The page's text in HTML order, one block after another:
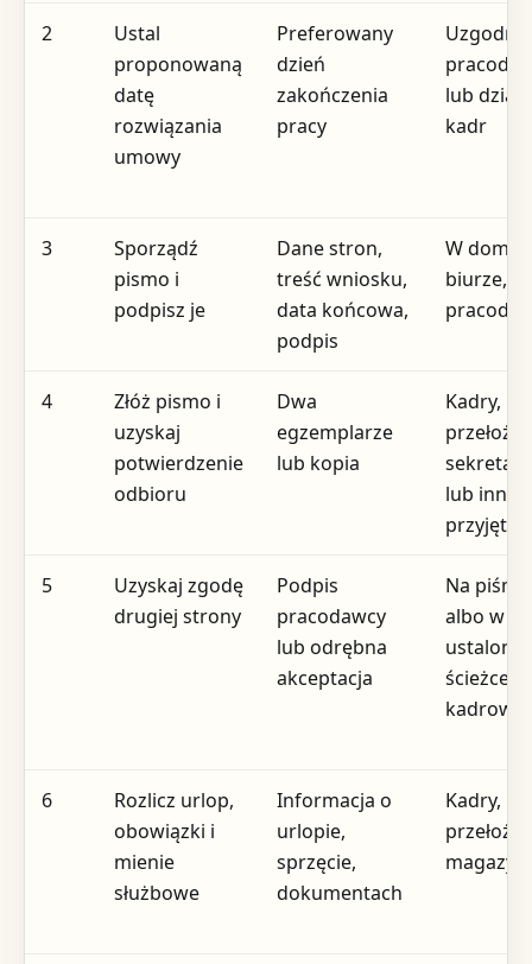
2
Ustal
proponowaną
datę
rozwiązania
umowy
Preferowany
dzień
zakończenia
pracy
lub
kadr
3
Sporządź
pismo i
podpisz je
Dane stron,
treść wniosku,
data końcowa,
podpis
W domu,
biurze, u
4
Złóż pismo i
uzyskaj
potwierdzenie
odbioru
Dwa
egzemplarze
lub kopia
Kadry,
lub inny
przyjęty
5
Uzyskaj zgodę
drugiej strony
Podpis
pracodawcy
lub odrębna
akceptacja
Na
albo w
ustalonej
ścieżce
kadrowej
6
Rozlicz urlop,
obowiązki i
mienie
służbowe
Informacja o
urlopie,
sprzęcie,
dokumentach
Kadry,
magazyn